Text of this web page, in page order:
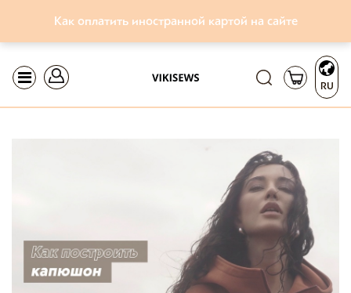
Как оплатить иностранной картой на сайте
RU